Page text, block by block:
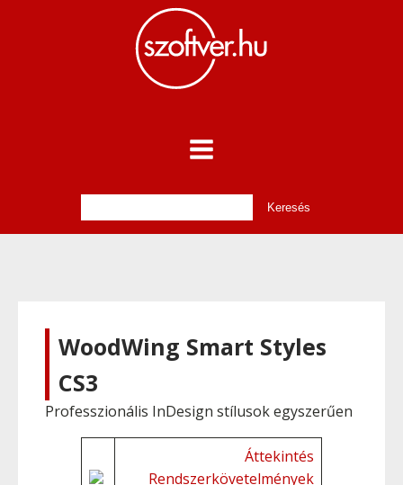
WoodWing Smart Styles
CS3
Professzionális InDesign stílusok egyszerűen
Áttekintés
Rendszerkövetelmények